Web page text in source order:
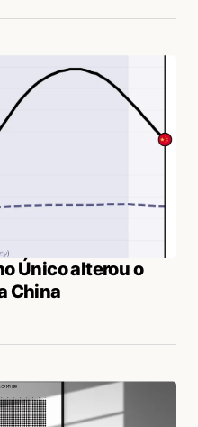
Único alterou o
China